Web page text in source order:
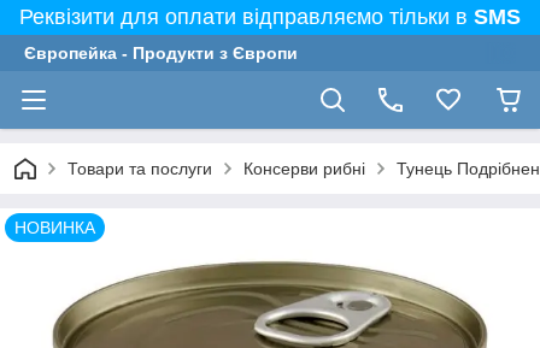
Реквізити для оплати відправляємо тільки в SMS
Європейка - Продукти з Європи
Товари та послуги Консерви рибні Тунець
НОВИНКА